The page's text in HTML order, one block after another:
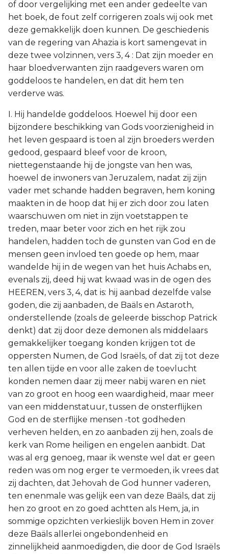
of door vergelijking met een ander gedeelte van
het boek, de fout zelf corrigeren zoals wij ook met
deze gemakkelijk doen kunnen. De geschiedenis
van de regering van Ahazia is kort samengevat in
deze twee volzinnen, vers 3, 4 : Dat zijn moeder en
haar bloedverwanten zijn raadgevers waren om
goddeloos te handelen, en dat dit hem ten
verderve was.
I. Hij handelde goddeloos. Hoewel hij door een
bijzondere beschikking van Gods voorzienigheid in
het leven gespaard is toen al zijn broeders werden
gedood, gespaard bleef voor de kroon,
niettegenstaande hij de jongste van hen was,
hoewel de inwoners van Jeruzalem, nadat zij zijn
vader met schande hadden begraven, hem koning
maakten in de hoop dat hij er zich door zou laten
waarschuwen om niet in zijn voetstappen te
treden, maar beter voor zich en het rijk zou
handelen, hadden toch de gunsten van God en de
mensen geen invloed ten goede op hem, maar
wandelde hij in de wegen van het huis Achabs en,
evenals zij, deed hij wat kwaad was in de ogen des
HEEREN, vers 3, 4, dat is: hij aanbad dezelfde valse
goden, die zij aanbaden, de Baäls en Astaroth,
onderstellende (zoals de geleerde bisschop Patrick
denkt) dat zij door deze demonen als middelaars
gemakkelijker toegang konden krijgen tot de
oppersten Numen, de God Israëls, of dat zij tot deze
ten allen tijde en voor alle zaken de toevlucht
konden nemen daar zij meer nabij waren en niet
van zo groot en hoog een waardigheid, maar meer
van een middenstatuur, tussen de onsterflijken
God en de sterflijke mensen -tot godheden
verheven helden, en zo aanbaden zij hen, zoals de
kerk van Rome heiligen en engelen aanbidt. Dat
was al erg genoeg, maar ik wenste wel dat er geen
reden was om nog erger te vermoeden, ik vrees dat
zij dachten, dat Jehovah de God hunner vaderen,
ten enenmale was gelijk een van deze Baäls, dat zij
hen zo groot en zo goed achtten als Hem, ja, in
sommige opzichten verkieslijk boven Hem in zover
deze Baäls allerlei ongebondenheid en
zinnelijkheid aanmoedigden, die door de God Israëls